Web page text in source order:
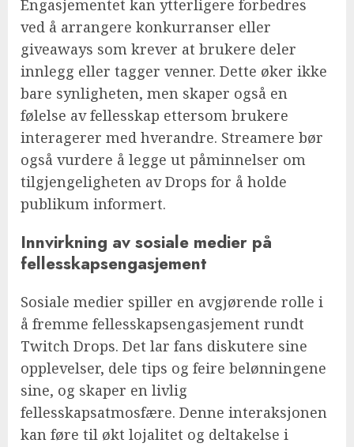
Engasjementet kan ytterligere forbedres
ved å arrangere konkurranser eller
giveaways som krever at brukere deler
innlegg eller tagger venner. Dette øker ikke
bare synligheten, men skaper også en
følelse av fellesskap ettersom brukere
interagerer med hverandre. Streamere bør
også vurdere å legge ut påminnelser om
tilgjengeligheten av Drops for å holde
publikum informert.
Innvirkning av sosiale medier på
fellesskapsengasjement
Sosiale medier spiller en avgjørende rolle i
å fremme fellesskapsengasjement rundt
Twitch Drops. Det lar fans diskutere sine
opplevelser, dele tips og feire belønningene
sine, og skaper en livlig
fellesskapsatmosfære. Denne interaksjonen
kan føre til økt lojalitet og deltakelse i